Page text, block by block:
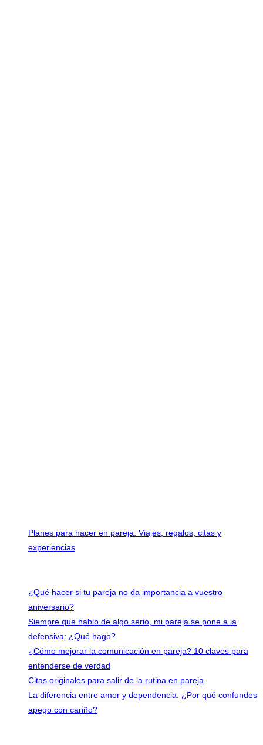
Planes para hacer en pareja: Viajes, regalos, citas y
experiencias
¿Qué hacer si tu pareja no da importancia a vuestro
aniversario?
Siempre que hablo de algo serio, mi pareja se pone a la
defensiva: ¿Qué hago?
¿Cómo mejorar la comunicación en pareja? 10 claves para
entenderse de verdad
Citas originales para salir de la rutina en pareja
La diferencia entre amor y dependencia: ¿Por qué confundes
apego con cariño?